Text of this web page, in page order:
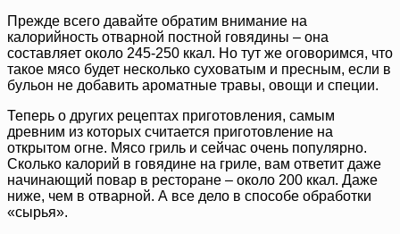
Прежде всего давайте обратим внимание на
калорийность отварной постной говядины – она
составляет около 245-250 ккал. Но тут же оговоримся, что
такое мясо будет несколько суховатым и пресным, если в
бульон не добавить ароматные травы, овощи и специи.
Теперь о других рецептах приготовления, самым
древним из которых считается приготовление на
открытом огне. Мясо гриль и сейчас очень популярно.
Сколько калорий в говядине на гриле, вам ответит даже
начинающий повар в ресторане – около 200 ккал. Даже
ниже, чем в отварной. А все дело в способе обработки
«сырья».